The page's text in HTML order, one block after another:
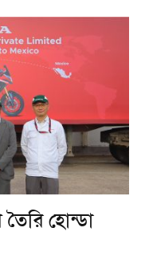
তৈরি হোন্ডা